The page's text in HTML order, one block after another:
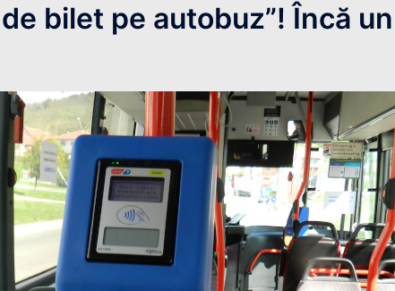
bilet pe autobuz”! Încă